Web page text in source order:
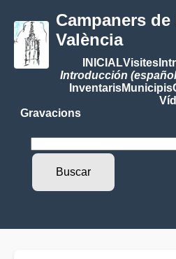
Campaners
València
INICIALVisites
Introducción
InventarisMunicipis
Gravacions